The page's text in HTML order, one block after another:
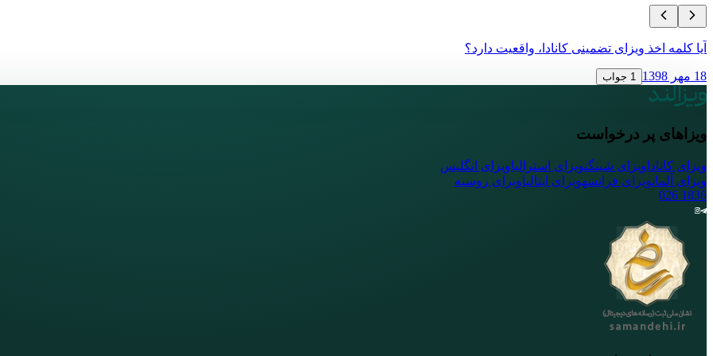
آیا کلمه اخذ ویزای تضمینی کانادا، واقعیت دارد؟
18 مهر 1398 1 جواب
ویزاهای پر درخواست
ویزای کانادا ویزای شینگنویزای استرالیاویزای انگلیس
ویزای آلمانویزای فرانسهویزای ایتالیاویزای روسیه
1836